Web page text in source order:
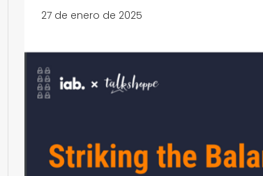
27 de enero de 2025